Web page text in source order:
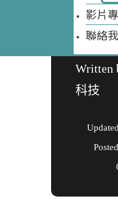
影片
聯絡
Written
科技
Updated